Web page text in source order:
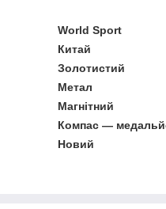
World Sport
Китай
Золотистий
Метал
Магнітний
Компас —
Новий